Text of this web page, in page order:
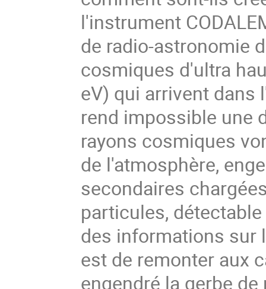
l'instrument
de radio-astronomie
cosmiques d'ultra
eV) qui arrivent dans
rend impossible une
rayons cosmiques
de l'atmosphère,
secondaires
particules,
des informations sur
est de remonter aux
engendré la gerbe